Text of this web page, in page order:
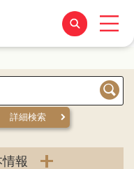
検索
詳細検索
報